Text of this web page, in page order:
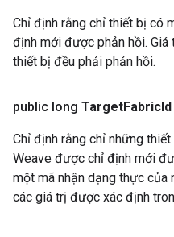
Chỉ định rằng chỉ thiết bị có
định mới được phản hồi.
thiết bị đều phải phản hồi.
public long TargetFabricId
Chỉ định rằng chỉ những
Weave được chỉ định mới
một mã nhận dạng thực của
các giá trị được xác định